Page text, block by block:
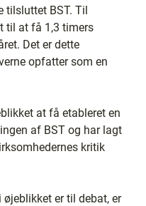
tilsluttet BST. Til
til at få 1,3 timers
Det er dette
opfatter som en
at få etableret en
af BST og har lagt
kritik
er til debat, er